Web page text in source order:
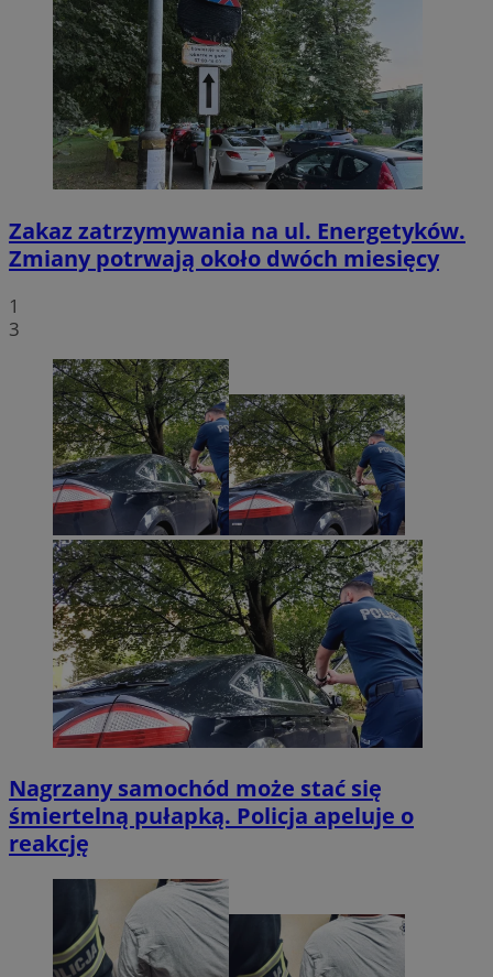
Zakaz zatrzymywania na ul. Energetyków.
Zmiany potrwają około dwóch miesięcy
1
3
Nagrzany samochód może stać się
śmiertelną pułapką. Policja apeluje o
reakcję